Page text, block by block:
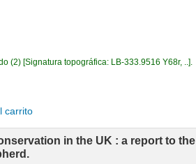
(2) Signatura topográfica: LB-333.9516 Y68r, ..
carrito
in the UK : a report to the